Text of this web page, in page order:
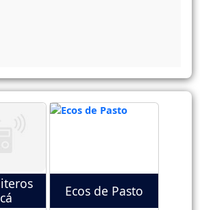
Ecos de Pasto